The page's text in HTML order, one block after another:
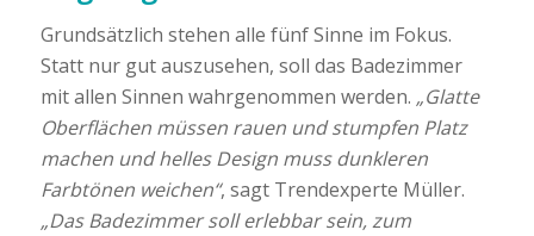
Grundsätzlich stehen alle fünf Sinne im Fokus.
Statt nur gut auszusehen, soll das Badezimmer
mit allen Sinnen wahrgenommen werden. „Glatte
Oberflächen müssen rauen und stumpfen Platz
machen und helles Design muss dunkleren
Farbtönen weichen“, sagt Trendexperte Müller.
„Das Badezimmer soll erlebbar sein, zum